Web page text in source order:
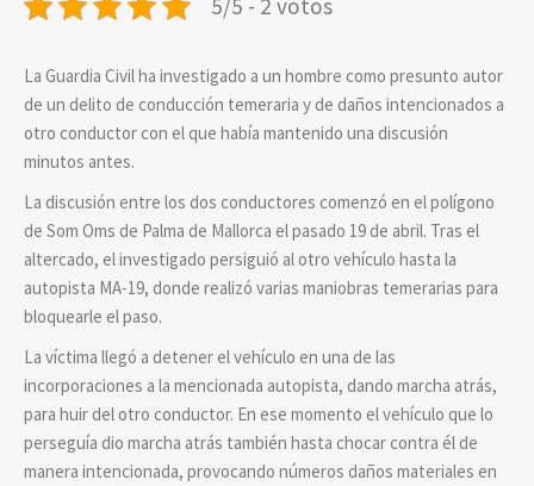
5/5 - 2 votos
La Guardia Civil ha investigado a un hombre como presunto autor
de un delito de conducción temeraria y de daños intencionados a
otro conductor con el que había mantenido una discusión
minutos antes.
La discusión entre los dos conductores comenzó en el polígono
de Som Oms de Palma de Mallorca el pasado 19 de abril. Tras el
altercado, el investigado persiguió al otro vehículo hasta la
autopista MA-19, donde realizó varias maniobras temerarias para
bloquearle el paso.
La víctima llegó a detener el vehículo en una de las
incorporaciones a la mencionada autopista, dando marcha atrás,
para huir del otro conductor. En ese momento el vehículo que lo
perseguía dio marcha atrás también hasta chocar contra él de
manera intencionada, provocando números daños materiales en